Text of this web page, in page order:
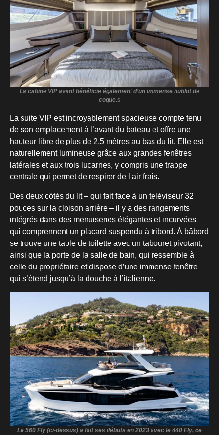
La cabine VIP avant bénéficie également d’un immense hublot de
coque.s
La suite VIP est incroyablement spacieuse compte tenu
de son emplacement à l’avant du bateau et offre une
hauteur libre de plus de 2,5 mètres au bas du lit. Elle est
naturellement lumineuse grâce aux grandes fenêtres
latérales et aux trois lucarnes, y compris une trappe
centrale qui permet de respirer de l’air frais.
Des deux côtés du lit – qui fait face à un téléviseur 32
pouces sur la cloison arrière – il y a des rangements
intégrés dans des menuiseries élégantes et incurvées,
qui comprennent un placard suspendu à tribord. À bâbord
se trouve une table de toilette avec un tabouret pivotant,
ainsi que la porte de la salle de bain, qui ressemble à
celle du propriétaire et dispose d’une immense fenêtre
qui s’étend jusqu’à la douche à l’italienne.
Le 560 Fly (ci-dessus) a fait ses débuts en 2023 avec le 440 Fly, ce